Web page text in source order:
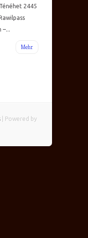
2445
–...
Mehr
| Powered by